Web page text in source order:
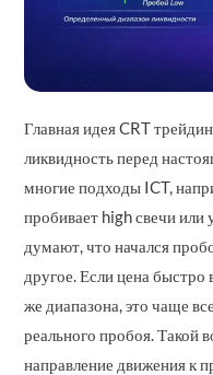
Главная идея CRT
ликвидность перед
многие подходы ICT,
пробивает high свечи или
думают, что начался
другое. Если цена быстро
же диапазона, это чаще
реального пробоя. Такой
направление движения к